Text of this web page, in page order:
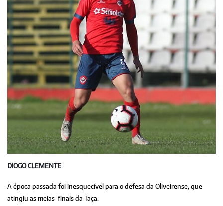
DIOGO CLEMENTE
A época passada foi inesquecível para o defesa da Oliveirense, que
atingiu as meias-finais da Taça.